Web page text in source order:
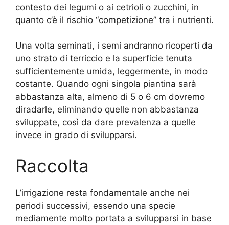
contesto dei legumi o ai cetrioli o zucchini, in
quanto c’è il rischio “competizione” tra i nutrienti.
Una volta seminati, i semi andranno ricoperti da
uno strato di terriccio e la superficie tenuta
sufficientemente umida, leggermente, in modo
costante. Quando ogni singola piantina sarà
abbastanza alta, almeno di 5 o 6 cm dovremo
diradarle, eliminando quelle non abbastanza
sviluppate, così da dare prevalenza a quelle
invece in grado di svilupparsi.
Raccolta
L’irrigazione resta fondamentale anche nei
periodi successivi, essendo una specie
mediamente molto portata a svilupparsi in base